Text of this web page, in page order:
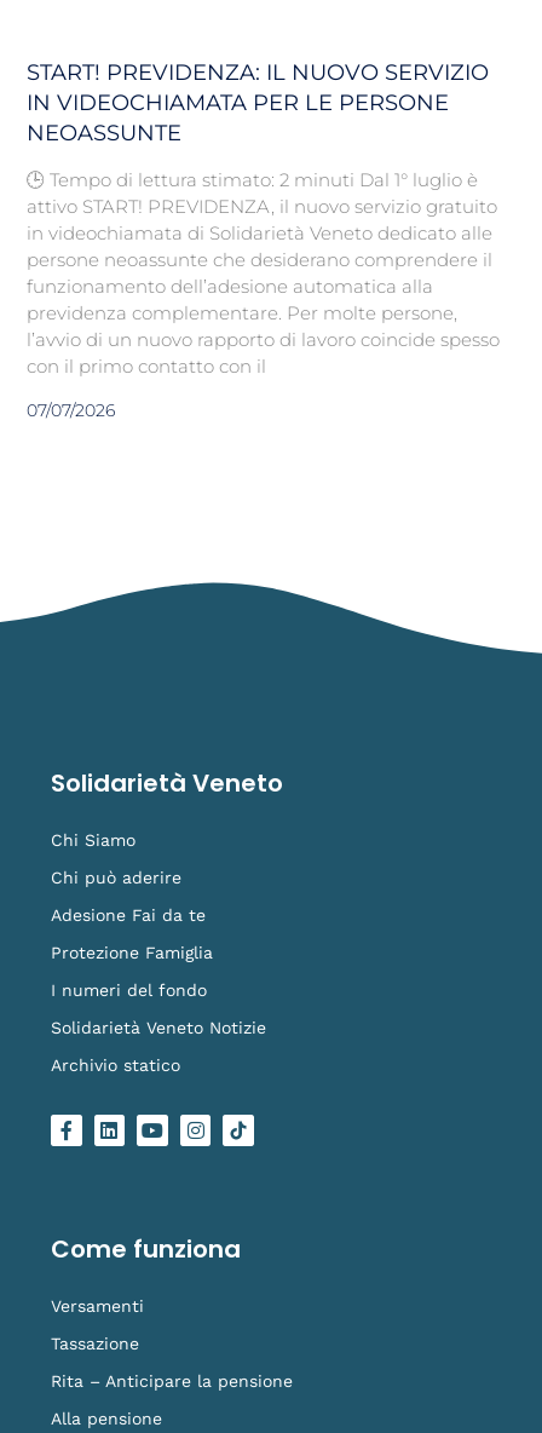
START! PREVIDENZA: IL NUOVO SERVIZIO
IN VIDEOCHIAMATA PER LE PERSONE
NEOASSUNTE
🕒 Tempo di lettura stimato: 2 minuti Dal 1° luglio è
attivo START! PREVIDENZA, il nuovo servizio gratuito
in videochiamata di Solidarietà Veneto dedicato alle
persone neoassunte che desiderano comprendere il
funzionamento dell’adesione automatica alla
previdenza complementare. Per molte persone,
l’avvio di un nuovo rapporto di lavoro coincide spesso
con il primo contatto con il
07/07/2026
Solidarietà Veneto
Chi Siamo
Chi può aderire
Adesione Fai da te
Protezione Famiglia
I numeri del fondo
Solidarietà Veneto Notizie
Archivio statico
F
a
o
k
L
i
i
n
Y
o
e
I
n
r
a
L
o
i
k
Come funziona
Versamenti
Tassazione
Rita – Anticipare la pensione
Alla pensione